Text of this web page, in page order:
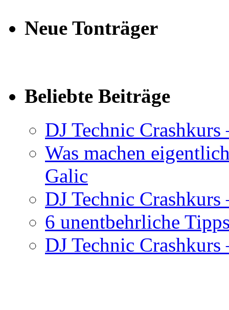
Neue Tonträger
Beliebte Beiträge
DJ Technic
Was machen
Galic
DJ Technic
6 unentbehrliche
DJ Technic